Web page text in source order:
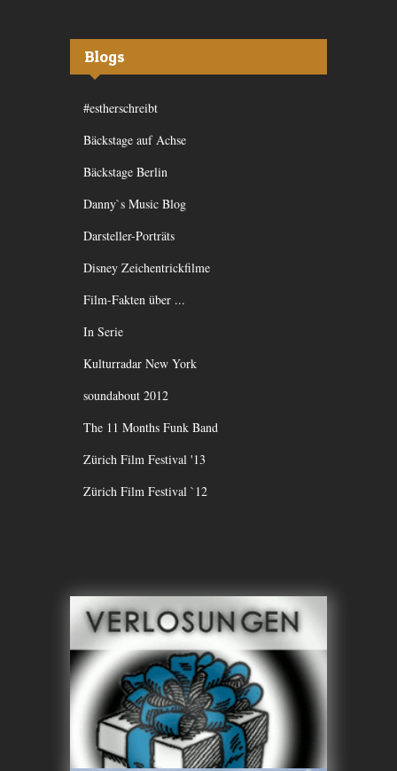
Blogs
#estherschreibt
Bäckstage auf Achse
Bäckstage Berlin
Danny`s Music Blog
Darsteller-Porträts
Disney Zeichentrickfilme
Film-Fakten über ...
In Serie
Kulturradar New York
soundabout 2012
The 11 Months Funk Band
Zürich Film Festival '13
Zürich Film Festival `12